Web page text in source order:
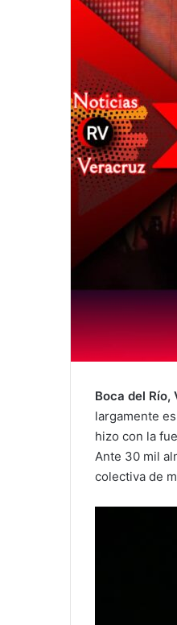
Boca del Río,
largamente
hizo con la
Ante 30 mil
colectiva de